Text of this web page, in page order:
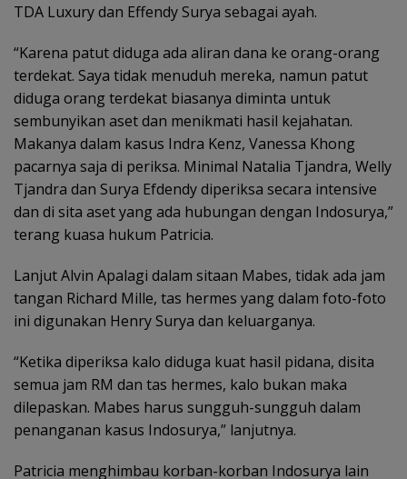
TDA Luxury dan Effendy Surya sebagai ayah.
“Karena patut diduga ada aliran dana ke orang-orang
terdekat. Saya tidak menuduh mereka, namun patut
diduga orang terdekat biasanya diminta untuk
sembunyikan aset dan menikmati hasil kejahatan.
Makanya dalam kasus Indra Kenz, Vanessa Khong
pacarnya saja di periksa. Minimal Natalia Tjandra, Welly
Tjandra dan Surya Efdendy diperiksa secara intensive
dan di sita aset yang ada hubungan dengan Indosurya,”
terang kuasa hukum Patricia.
Lanjut Alvin Apalagi dalam sitaan Mabes, tidak ada jam
tangan Richard Mille, tas hermes yang dalam foto-foto
ini digunakan Henry Surya dan keluarganya.
“Ketika diperiksa kalo diduga kuat hasil pidana, disita
semua jam RM dan tas hermes, kalo bukan maka
dilepaskan. Mabes harus sungguh-sungguh dalam
penanganan kasus Indosurya,” lanjutnya.
Patricia menghimbau korban-korban Indosurya lain